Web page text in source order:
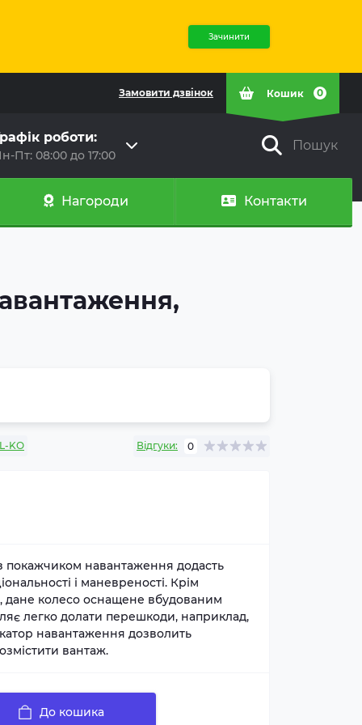
Зачинити
Замовити дзвінок Кошик 0
роботи:
Пт: 08:00 до 17:00
Пошук
Нагороди Контакти
KO Відгуки: 0
навантаження додасть
і маневреності. Крім
дане колесо оснащене вбудованим
легко долати перешкоди, наприклад,
навантаження дозволить
вантаж.
До кошика